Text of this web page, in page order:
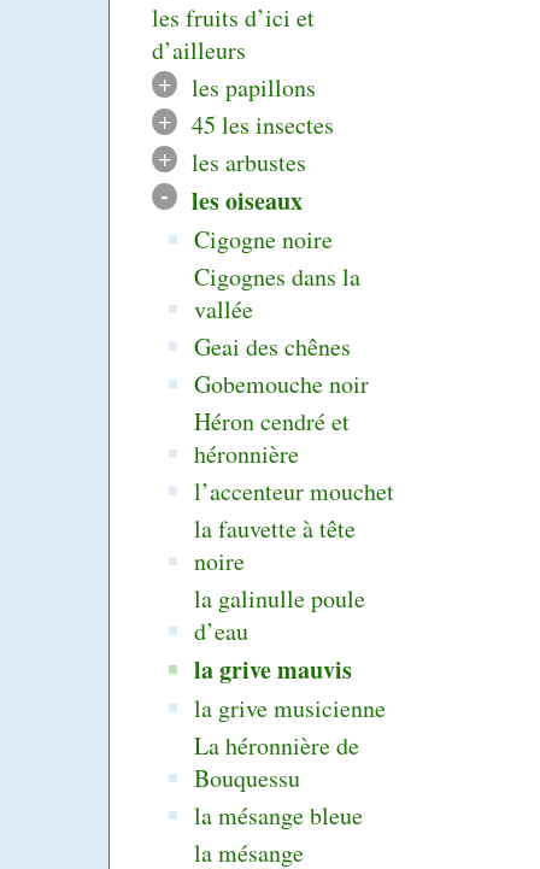
les fruits d’ici et
d’ailleurs
+
les papillons
+
45 les insectes
+
les arbustes
- les oiseaux
Cigogne noire
Cigognes dans la
vallée
Geai des chênes
Gobemouche noir
Héron cendré et
héronnière
l’accenteur mouchet
la fauvette à tête
noire
la galinulle poule
d’eau
la grive mauvis
la grive musicienne
La héronnière de
Bouquessu
la mésange bleue
la mésange